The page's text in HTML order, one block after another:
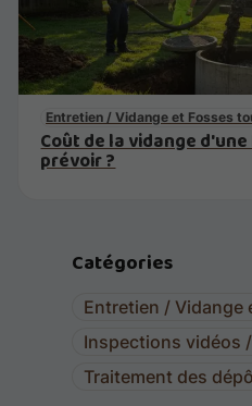
Catégories
Inspections vidéos
Traitement des
Entretien / Vidange et Fosses
Coût de la vidange
prévoir ?